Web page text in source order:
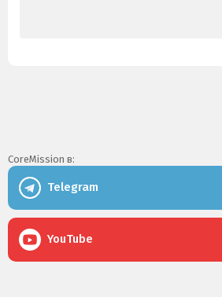
CoreMission в:
Telegram
YouTube